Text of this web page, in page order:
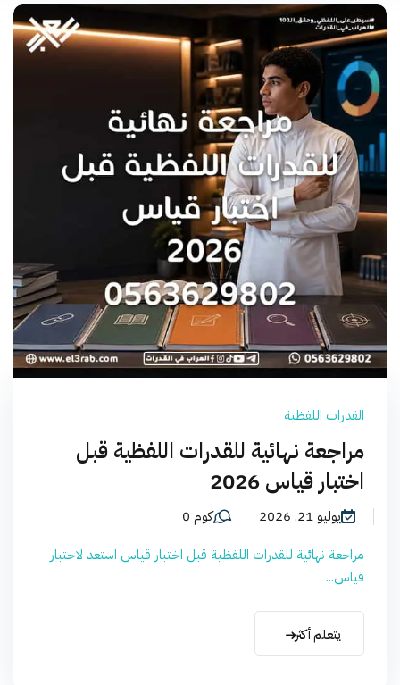
القدرات اللفظية
مراجعة نهائية للقدرات اللفظية قبل
اختبار قياس 2026
يوليو 21, 2026
كوم 0
مراجعة نهائية للقدرات اللفظية قبل اختبار قياس استعد لاختبار
قياس...
يتعلم أكثر